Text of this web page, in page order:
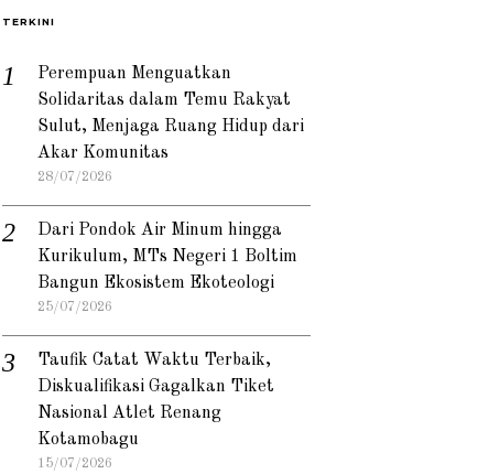
TERKINI
Perempuan Menguatkan
Solidaritas dalam Temu Rakyat
Sulut, Menjaga Ruang Hidup dari
Akar Komunitas
28/07/2026
Dari Pondok Air Minum hingga
Kurikulum, MTs Negeri 1 Boltim
Bangun Ekosistem Ekoteologi
25/07/2026
Taufik Catat Waktu Terbaik,
Diskualifikasi Gagalkan Tiket
Nasional Atlet Renang
Kotamobagu
15/07/2026